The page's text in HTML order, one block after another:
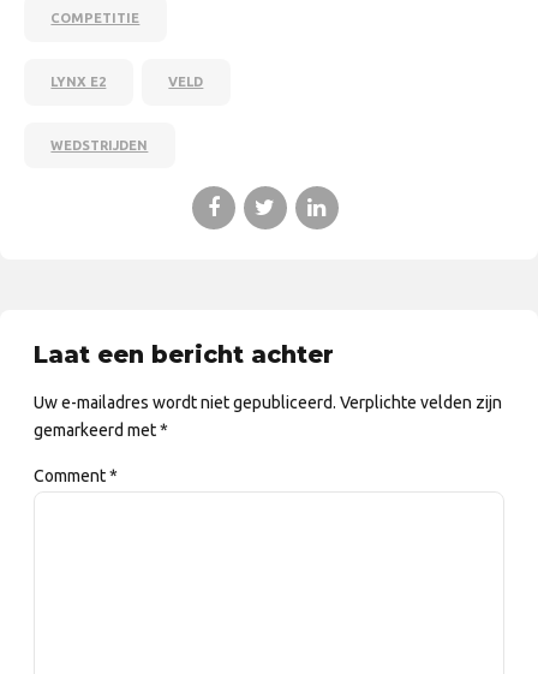
COMPETITIE
LYNX E2 VELD
WEDSTRIJDEN
Laat een bericht achter
Uw e-mailadres wordt niet gepubliceerd. Verplichte velden zijn
gemarkeerd met *
Comment*